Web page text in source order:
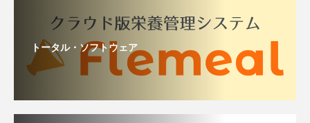
トータル・ソフトウェア